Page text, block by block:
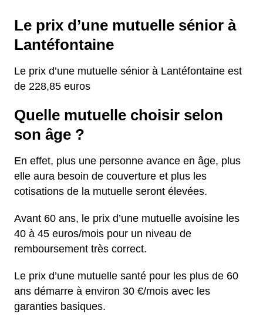
Le prix d’une mutuelle sénior à
Lantéfontaine
Le prix d’une mutuelle sénior à Lantéfontaine est
de 228,85 euros
Quelle mutuelle choisir selon
son âge ?
En effet, plus une personne avance en âge, plus
elle aura besoin de couverture et plus les
cotisations de la mutuelle seront élevées.
Avant 60 ans, le prix d’une mutuelle avoisine les
40 à 45 euros/mois pour un niveau de
remboursement très correct.
Le prix d’une mutuelle santé pour les plus de 60
ans démarre à environ 30 €/mois avec les
garanties basiques.